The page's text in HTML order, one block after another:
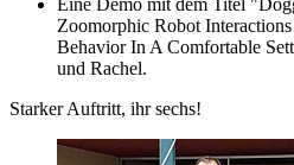
Eine Demo mit dem Titel
Zoomorphic Robot
Behavior In A Comfortable
und Rachel.
Starker Auftritt, ihr sechs!